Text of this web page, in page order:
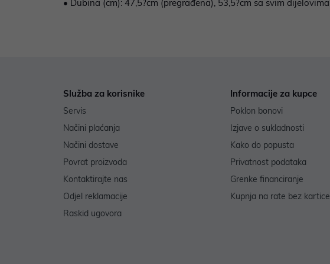
• Dubina (cm): 47,5?cm (pregrađena), 53,5?cm sa svim dijelovima
Služba za korisnike
Servis
Načini plaćanja
Načini dostave
Povrat proizvoda
Kontaktirajte nas
Odjel reklamacije
Raskid ugovora
Informacije za kupce
Poklon bonovi
Izjave o sukladnosti
Kako do popusta
Privatnost podataka
Grenke financiranje
Kupnja na rate bez kartice